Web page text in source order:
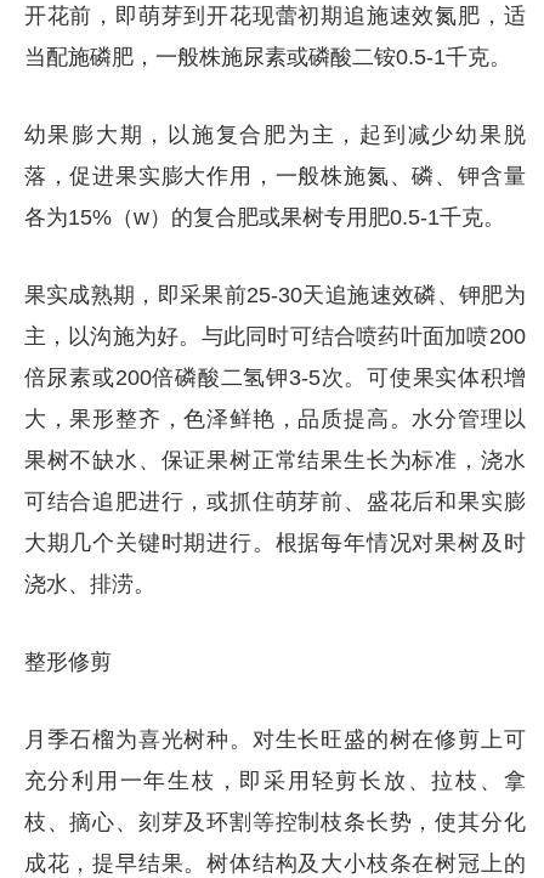
开花前，即萌芽到开花现蕾初期追施速效氮肥，适
当配施磷肥，一般株施尿素或磷酸二铵0.5-1千克。
幼果膨大期，以施复合肥为主，起到减少幼果脱
落，促进果实膨大作用，一般株施氮、磷、钾含量
各为15%（w）的复合肥或果树专用肥0.5-1千克。
果实成熟期，即采果前25-30天追施速效磷、钾肥为
主，以沟施为好。与此同时可结合喷药叶面加喷200
倍尿素或200倍磷酸二氢钾3-5次。可使果实体积增
大，果形整齐，色泽鲜艳，品质提高。水分管理以
果树不缺水、保证果树正常结果生长为标准，浇水
可结合追肥进行，或抓住萌芽前、盛花后和果实膨
大期几个关键时期进行。根据每年情况对果树及时
浇水、排涝。
整形修剪
月季石榴为喜光树种。对生长旺盛的树在修剪上可
充分利用一年生枝，即采用轻剪长放、拉枝、拿
枝、摘心、刻芽及环割等控制枝条长势，使其分化
成花，提早结果。树体结构及大小枝条在树冠上的